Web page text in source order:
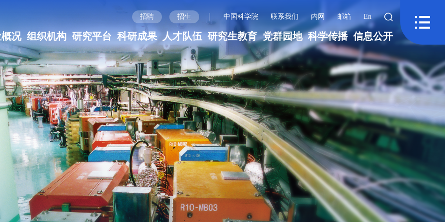
招聘 招生 | 中国科学院 联系我们 内网 邮箱 En
况 组织机构 研究平台 科研成果 人才队伍 研究生教育 党群园地 科学传播 信息公开